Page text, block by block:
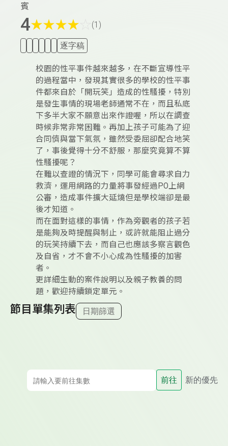
賓
4★★★★ (1)
逐字稿
校園的性平事件越來越多，在不斷宣導性平
的過程當中，發現其實很多的學校的性平事
件都來自於「開玩笑」造成的性騷擾，特別
是發生事情的現場老師通常不在，而且私底
下多半大家不願意出來作證喔，所以在調查
時候非常非常困難。再加上孩子可能為了迎
合同儕與當下氣氛，雖然受委屈卻配合地笑
了，事後覺得十分不舒服，那麼究竟算不算
性騷擾呢？
在難以查證的情況下，同學可能會尋求自力
救濟，運用網路的力量將事發經過PO上網
公審，造成事件擴大延燒但是學校端卻是最
後才知道。
而在面對這樣的事情，作為旁觀者的孩子若
是能夠及時提醒與制止，或許就能阻止過分
的玩笑持續下去，而自己也應該多察言觀色
及自省，才不會不小心成為性騷擾的加害
者。
更詳細生動的案件說明以及親子教養的問
題，歡迎持續鎖定單元。
節目單集列表 日期篩選
前往 新的優先